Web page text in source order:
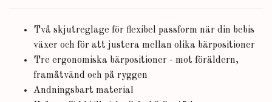
Två skjutreglage för flexibel passform när din bebis
växer och för att justera mellan olika bärpositioner
Tre ergonomiska bärpositioner - mot föräldern,
framåtvänd och på ryggen
Andningsbart material